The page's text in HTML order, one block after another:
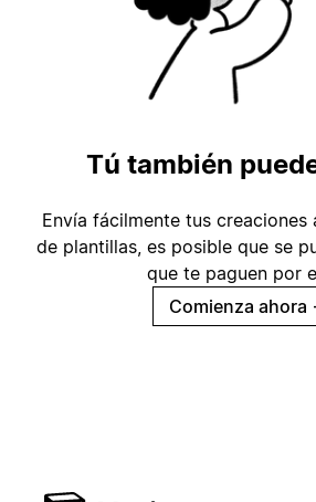
Tú también
Envía fácilmente tus creaciones
de plantillas, es posible que se
que te paguen por
Comienza ahora